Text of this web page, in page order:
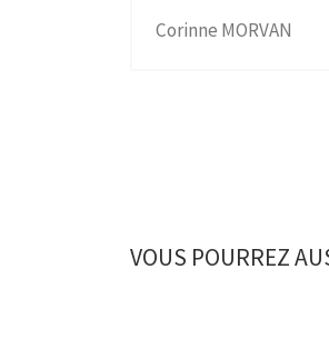
Corinne MORVAN
VOUS POURREZ